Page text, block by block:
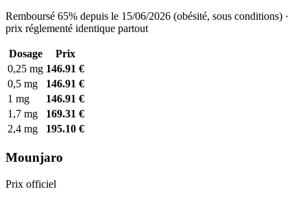
Remboursé 65% depuis le 15/06/2026 (obésité, sous conditions) ·
prix réglementé identique partout
Dosage
Prix
0,25 mg 146.91 €
0,5 mg
146.91 €
1 mg
146.91 €
1,7 mg
169.31 €
2,4 mg
195.10 €
Mounjaro
Prix officiel